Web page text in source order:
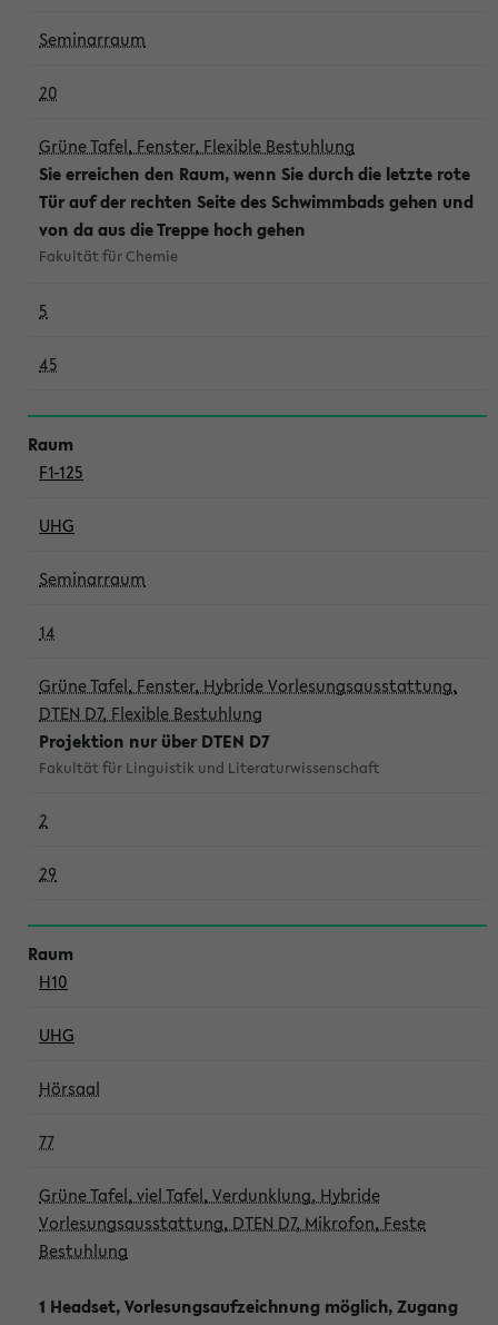
Seminarraum
20
Grüne Tafel, Fenster, Flexible Bestuhlung
Sie erreichen den Raum, wenn Sie durch die letzte rote
Tür auf der rechten Seite des Schwimmbads gehen und
von da aus die Treppe hoch gehen
Fakultät für Chemie
5
45
F1-125
UHG
Seminarraum
14
Grüne Tafel, Fenster, Hybride Vorlesungsausstattung,
DTEN D7, Flexible Bestuhlung
Projektion nur über DTEN D7
Fakultät für Linguistik und Literaturwissenschaft
2
29
H10
UHG
Hörsaal
77
Grüne Tafel, viel Tafel, Verdunklung, Hybride
Vorlesungsausstattung, DTEN D7, Mikrofon, Feste
Bestuhlung
1 Headset, Vorlesungsaufzeichnung möglich, Zugang